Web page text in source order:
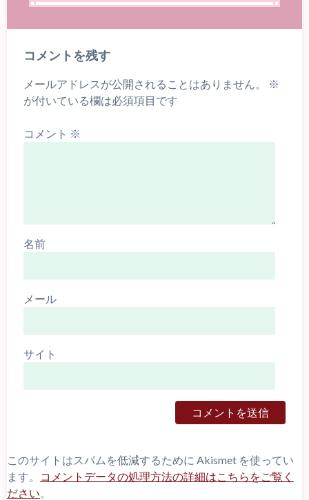
コメントを残す
メールアドレスが公開されることはありません。
※
が付いている欄は必須項目です
コメント ※
名前
メール
サイト
このサイトはスパムを低減するために Akismet を使ってい
ます。
コメントデータの処理方法の詳細はこちらをご覧く
ださい